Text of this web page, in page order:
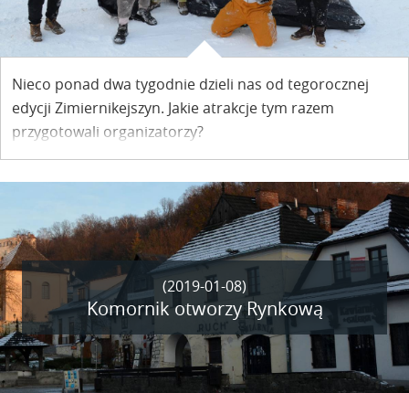
Nieco ponad dwa tygodnie dzieli nas od tegorocznej
edycji Zimiernikejszyn. Jakie atrakcje tym razem
przygotowali organizatorzy?
(2019-01-08)
Komornik otworzy Rynkową